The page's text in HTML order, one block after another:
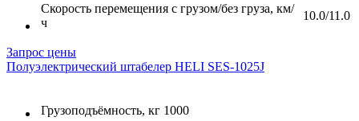
Скорость перемещения с грузом/без груза, км/
ч
10.0/11.0
Запрос цены
Полуэлектрический штабелер HELI SES-1025J
Грузоподъёмность, кг 1000